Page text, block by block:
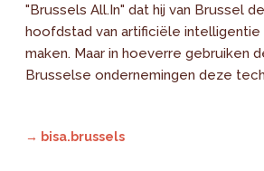
"Brussels All.In" dat hij van Brussel de
hoofdstad van artificiële intelligentie
maken. Maar in hoeverre gebruiken
Brusselse ondernemingen deze
→ bisa.brussels